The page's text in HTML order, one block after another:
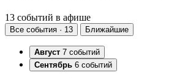
13 событий в афише
Все события · 13 Ближайшие
Август 7 событий
Сентябрь 6 событий